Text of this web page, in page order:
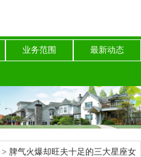
业务范围 最新动态
> 脾气火爆却旺夫十足的三大星座女